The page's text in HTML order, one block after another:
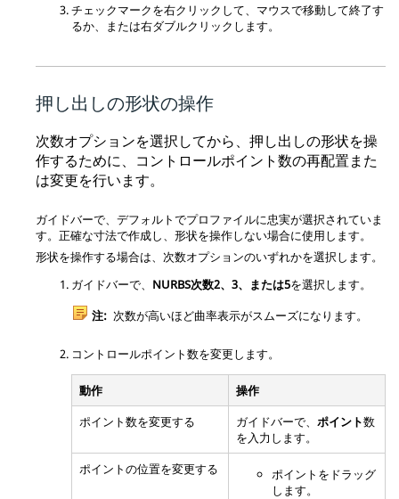
チェックマークを右クリックして、マウスで移動して終了す
るか、または右ダブルクリックします。
押し出しの形状の操作
次数オプションを選択してから、押し出しの形状を操
作するために、コントロールポイント数の再配置また
は変更を行います。
ガイドバーで、デフォルトでプロファイルに忠実が選択されていま
す。正確な寸法で作成し、形状を操作しない場合に使用します。
形状を操作する場合は、次数オプションのいずれかを選択します。
ガイドバーで、 NURBS次数2、3、または5を選択します。
注: 次数が高いほど曲率表示がスムーズになります。
コントロールポイント数を変更します。
動作
操作
ポイント数を変更する
ガイドバーで、 ポイント数
を入力します。
ポイントの位置を変更する
ポイントをドラッグ
します。